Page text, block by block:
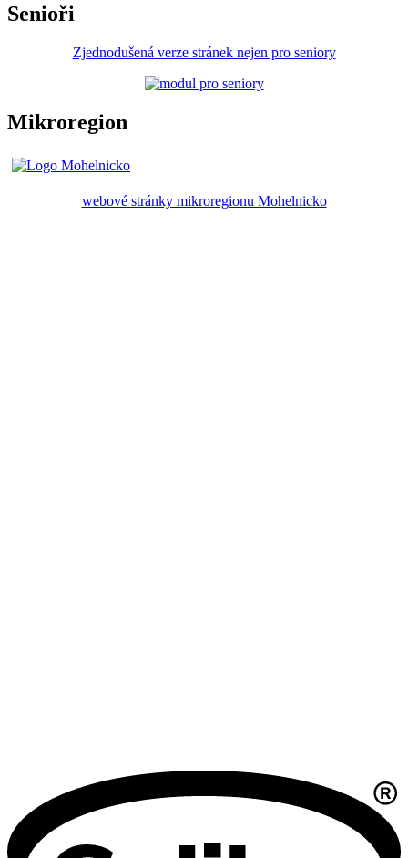
Senioři
Zjednodušená verze stránek nejen pro seniory
Mikroregion
webové stránky mikroregionu Mohelnicko